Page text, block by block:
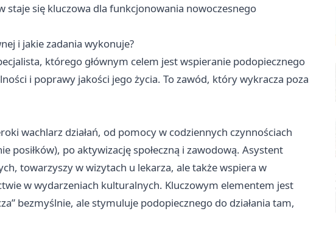
staje się kluczowa dla funkcjonowania nowoczesnego
i jakie zadania wykonuje?
którego głównym celem jest wspieranie podopiecznego
i poprawy jakości jego życia. To zawód, który wykracza poza
wachlarz działań, od pomocy w codziennych czynnościach
posiłków), po aktywizację społeczną i zawodową. Asystent
towarzyszy w wizytach u lekarza, ale także wspiera w
w wydarzeniach kulturalnych. Kluczowym elementem jest
bezmyślnie, ale stymuluje podopiecznego do działania tam,